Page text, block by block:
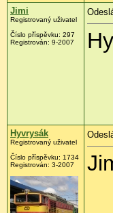
Jimi
Registrovaný uživatel
Číslo příspěvku: 297
Registrován: 9-2007
Hyvrysák
Registrovaný uživatel
Číslo příspěvku: 1734
Registrován: 3-2007